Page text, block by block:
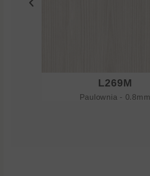
L269M
Paulownia - 0.8mm